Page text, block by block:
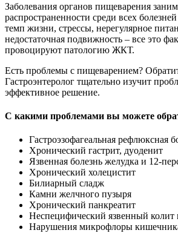
Заболевания органов пищеварения
распространенности среди всех
темп жизни, стрессы, нерегулярное
недостаточная подвижность – все это
провоцируют патологию ЖКТ.
Есть проблемы с пищеварением?
Гастроэнтеролог тщательно изучит
эффективное решение.
С какими проблемами вы можете
Гастроэзофагеальная рефлюксная
Хронический гастрит, дуоденит
Язвенная болезнь желудка и 12-
Хронический холецистит
Билиарный сладж
Камни желчного пузыря
Хронический панкреатит
Неспецифический язвенный колит
Нарушения микрофлоры